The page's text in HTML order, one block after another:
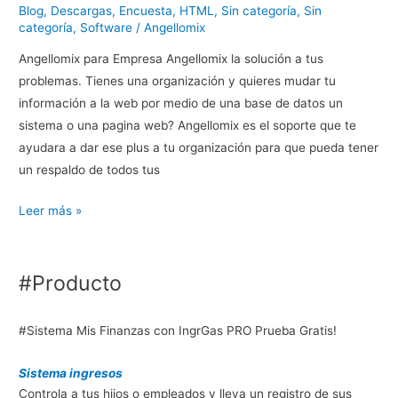
o
a
s
Blog, Descargas, Encuesta, HTML , Sin categoría, Sin
categoría, Software /Angellomix
Angellomix para Empresa Angellomix la solución a tus
problemas. Tienes una organización y quieres mudar tu
información a la web por medio de una base de datos un
sistema o una pagina web? Angellomix es el soporte que te
ayudara a dar ese plus a tu organización para que pueda tener
un respaldo de todos tus
A
e
m
i
Leer más »
#Producto
#Sistema Mis Finanzas con IngrGas PRO Prueba Gratis!
Sistema ingresos
Controla a tus hijos o empleados y lleva un registro de sus